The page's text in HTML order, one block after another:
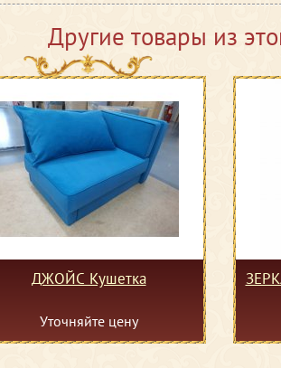
Другие товары из
ДЖОЙС Кушетка
Уточняйте цену